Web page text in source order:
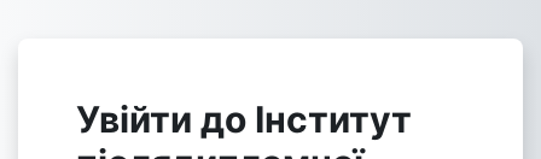
Увійти до Інститут